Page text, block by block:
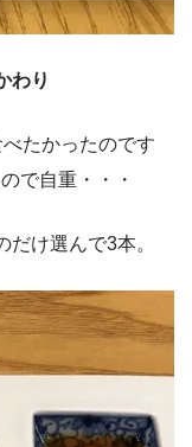
わり
たかったのです
で自重・・・
け選んで3本。